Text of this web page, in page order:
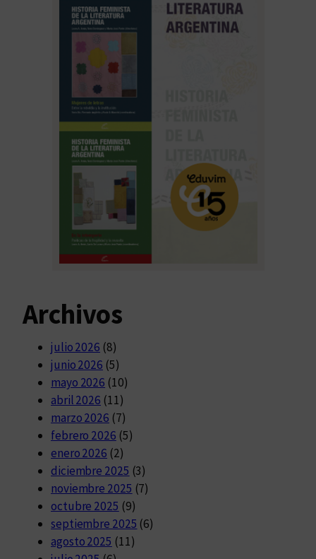
Archivos
julio 2026 (8)
junio 2026 (5)
mayo 2026 (10)
abril 2026 (11)
marzo 2026 (7)
febrero 2026 (5)
enero 2026 (2)
diciembre 2025 (3)
noviembre 2025 (7)
octubre 2025 (9)
septiembre 2025 (6)
agosto 2025 (11)